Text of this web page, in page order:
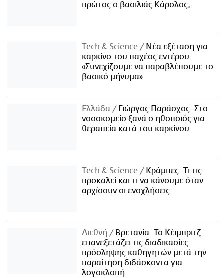
πρώτος ο βασιλιάς Κάρολος;
Τech & Science
Νέα εξέταση για
καρκίνο του παχέος εντέρου:
«Συνεχίζουμε να παραβλέπουμε το
βασικό μήνυμα»
Ελλάδα
Γιώργος Παράσχος: Στο
νοσοκομείο ξανά ο ηθοποιός για
θεραπεία κατά του καρκίνου
Τech & Science
Κράμπες: Τι τις
προκαλεί και τι να κάνουμε όταν
αρχίσουν οι ενοχλήσεις
Διεθνή
Βρετανία: Το Κέιμπριτζ
επανεξετάζει τις διαδικασίες
πρόσληψης καθηγητών μετά την
παραίτηση διδάσκοντα για
λογοκλοπή